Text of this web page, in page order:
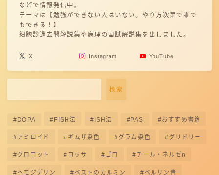
などで情報発信中。
テーマは【勉強ができない人はいない。やり方次第で誰で
もできる！】
細胞診過去問解説集や病理の国試解説集を出しました。
X Instagram YouTube
検索
DOPA FISH法 ISH法 PAS おすすめ書籍
アミロイド ギムザ染色 グラム染色 グリドリー
グロコット コッサ ゴロ チール・ネルゼn
ヘモジデリン ベストのカルミン ベルリン青